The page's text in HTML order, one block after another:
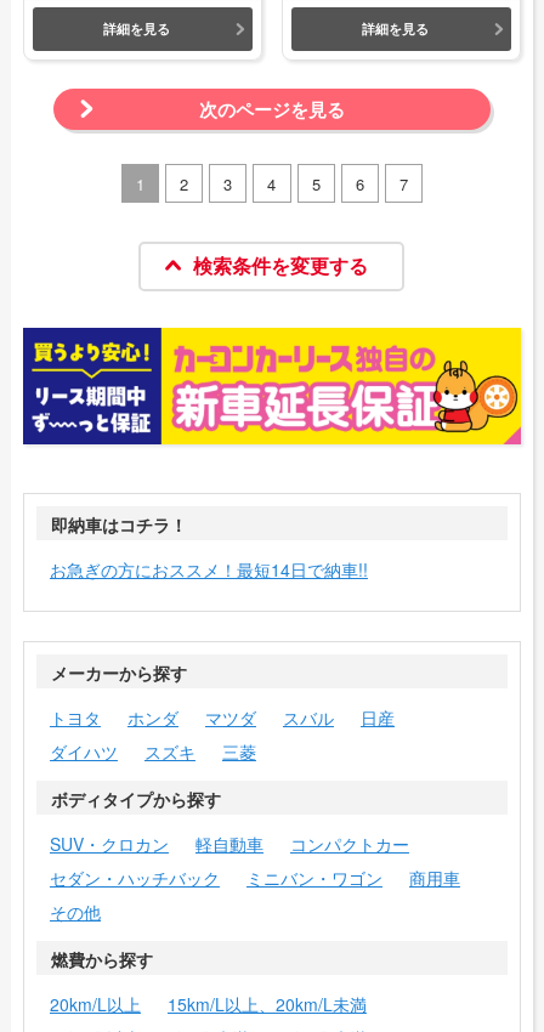
詳細を見る 詳細を見る
次のページを見る
1 2 3 4 5 6 7
検索条件を変更する
即納車はコチラ！
お急ぎの方におススメ！最短14日で納車!!
メーカーから探す
トヨタ
ホンダ マツダ スバル
日産
ダイハツ
スズキ
三菱
ボディタイプから探す
SUV・クロカン
軽自動車
コンパクトカー
セダン・ハッチバック
ミニバン・ワゴン
商用車
その他
燃費から探す
20km/L以上
15km/L以上、20km/L未満